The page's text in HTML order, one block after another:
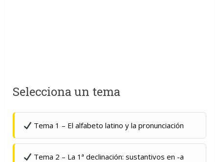
Selecciona un tema
Tema 1 – El alfabeto latino y la pronunciación
Tema 2 – La 1ª declinación: sustantivos en -a